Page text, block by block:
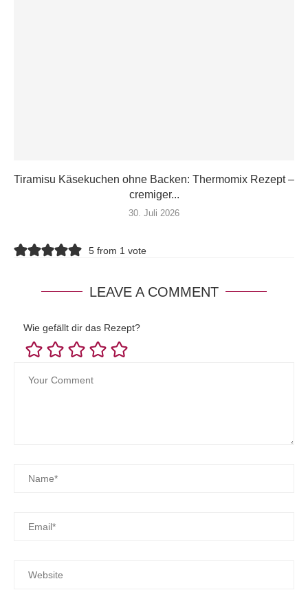
Tiramisu Käsekuchen ohne Backen: Thermomix Rezept –
cremiger...
30. Juli 2026
5 from 1 vote
LEAVE A COMMENT
Wie gefällt dir das Rezept?